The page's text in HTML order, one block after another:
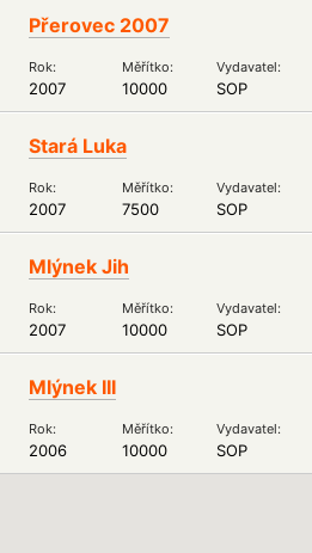
Přerovec 2007
Rok: Měřítko: Vydavatel:
2007 10000 SOP
Stará Luka
Rok: Měřítko: Vydavatel:
2007 7500 SOP
Mlýnek Jih
Rok: Měřítko: Vydavatel:
2007 10000 SOP
Mlýnek III
Rok: Měřítko: Vydavatel:
2006 10000 SOP